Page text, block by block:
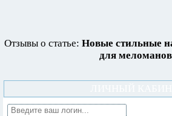
Отзывы о статье: Новые стильные
для меломанов